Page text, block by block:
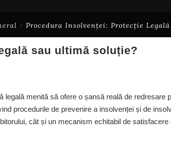
> Procedura Insolvenței: Protecție
sau ultimă soluție?
menită să ofere o șansă reală de redresare
procedurile de prevenire a insolvenței și de
cât și un mecanism echitabil de satisfacere